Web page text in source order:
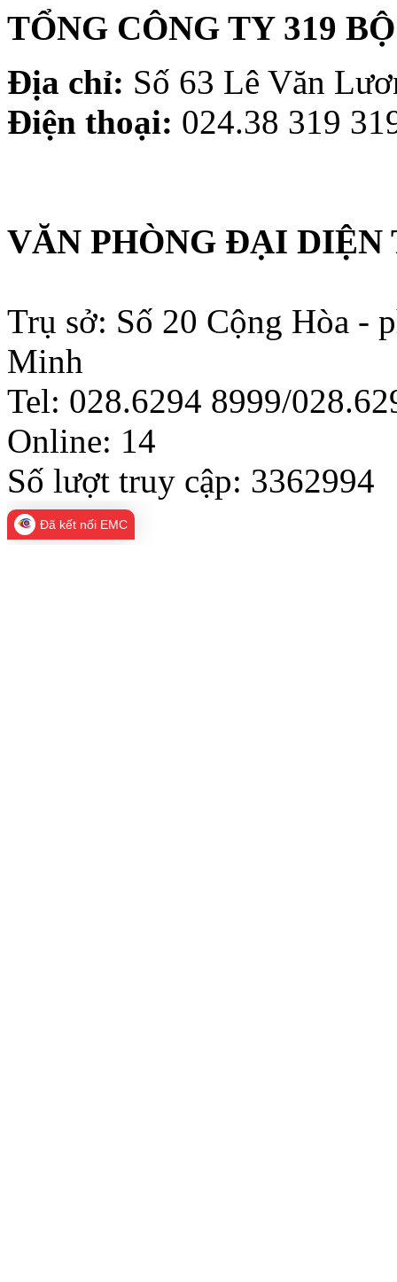
TỔNG CÔNG TY 319
Địa chỉ: Số 63 Lê Văn
Điện thoại: 024.38 319
VĂN PHÒNG ĐẠI
Trụ sở: Số 20 Cộng Hòa -
Minh
Tel: 028.6294 8999/
Online: 14
Số lượt truy cập: 3362994
Đã kết nối EMC